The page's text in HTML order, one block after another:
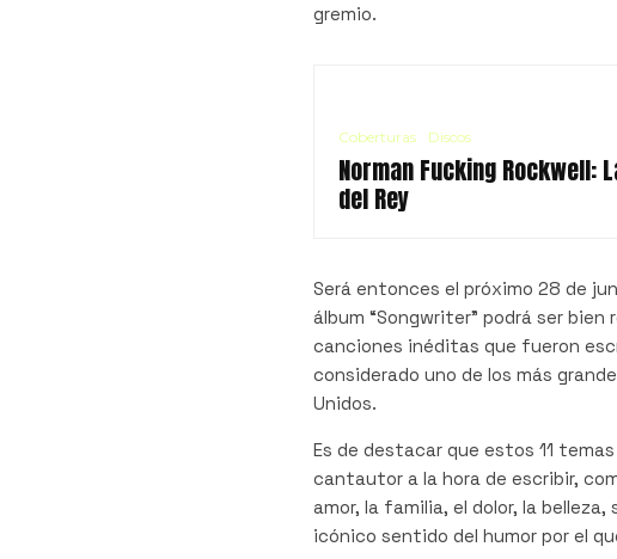
gremio.
Coberturas Discos
Norman Fucking Rockwell:
del Rey
Será entonces el próximo 28 de
álbum “Songwriter” podrá ser
canciones inéditas que fueron
considerado uno de los más
Unidos.
Es de destacar que estos 11
cantautor a la hora de escribir,
amor, la familia, el dolor, la
icónico sentido del humor por el